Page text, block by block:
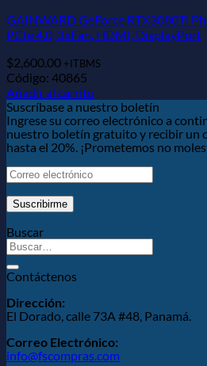
GAINWARD GeForce RTX3080Ti
PCIe 4.0, 3xFan, HDMI, DisplayPort
$2,600.00 +ITBMS
Código: 40865
Añadir al carrito
Suscríbase a nuestro boletín
Ingrese su correo electrónico a
nuestro boletín gratuito y recibir un
hasta el 20%. ¡Prometemos no
Buscar
Contáctenos
Dirección:
El Dorado, calle 73A #48, Panamá.
Correo Electrónico:
info@fscompras.com